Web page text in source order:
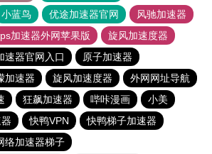
小蓝鸟 优途加速器官网
风驰加速器
加速器外网苹果版
旋风加速度器
速器官网入口
原子加速器
加速器 旋风加速度器
外网网址导航
狂飙加速器 哔咔漫画
小美
快鸭VPN
快鸭梯子加速器
络加速器梯子